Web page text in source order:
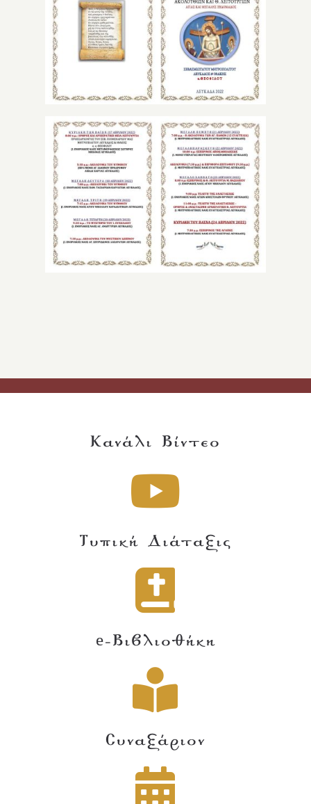
Κανάλι Βίντεο
Τυπική Διάταξις
e-Βιβλιοθήκη
Συναξάριον